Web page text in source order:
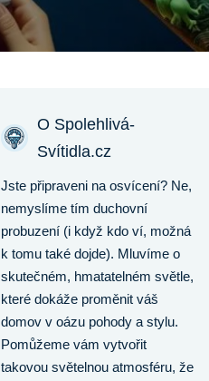
O Spolehlivá-
Svítidla.cz
Jste připraveni na osvícení? Ne,
nemyslíme tím duchovní
probuzení (i když kdo ví, možná
k tomu také dojde). Mluvíme o
skutečném, hmatatelném světle,
které dokáže proměnit váš
domov v oázu pohody a stylu.
Pomůžeme vám vytvořit
takovou světelnou atmosféru, že